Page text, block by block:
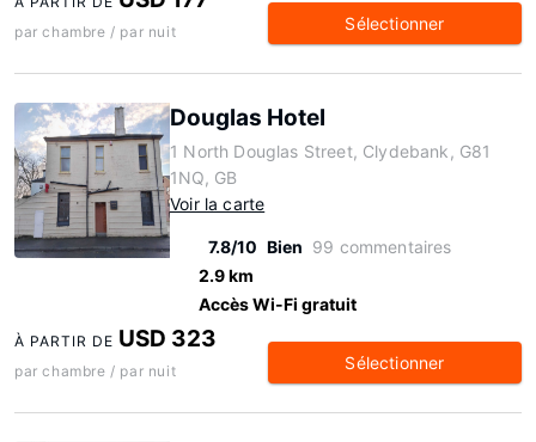
par chambre / par nuit Sélectionner
Douglas Hotel
1 North Douglas Street, Clydebank, G81
1NQ, GB
Voir la carte
7.8/10 Bien 99 commentaires
2.9 km
Accès Wi-Fi gratuit
À PARTIR DE USD 323
par chambre / par nuit Sélectionner